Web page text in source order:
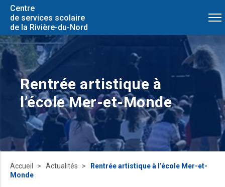
Centre
de services scolaire
de la Rivière-du-Nord
Rentrée artistique à
l’école Mer-et-Monde
Accueil Actualités
Rentrée artistique à l’école Mer-et-
Monde